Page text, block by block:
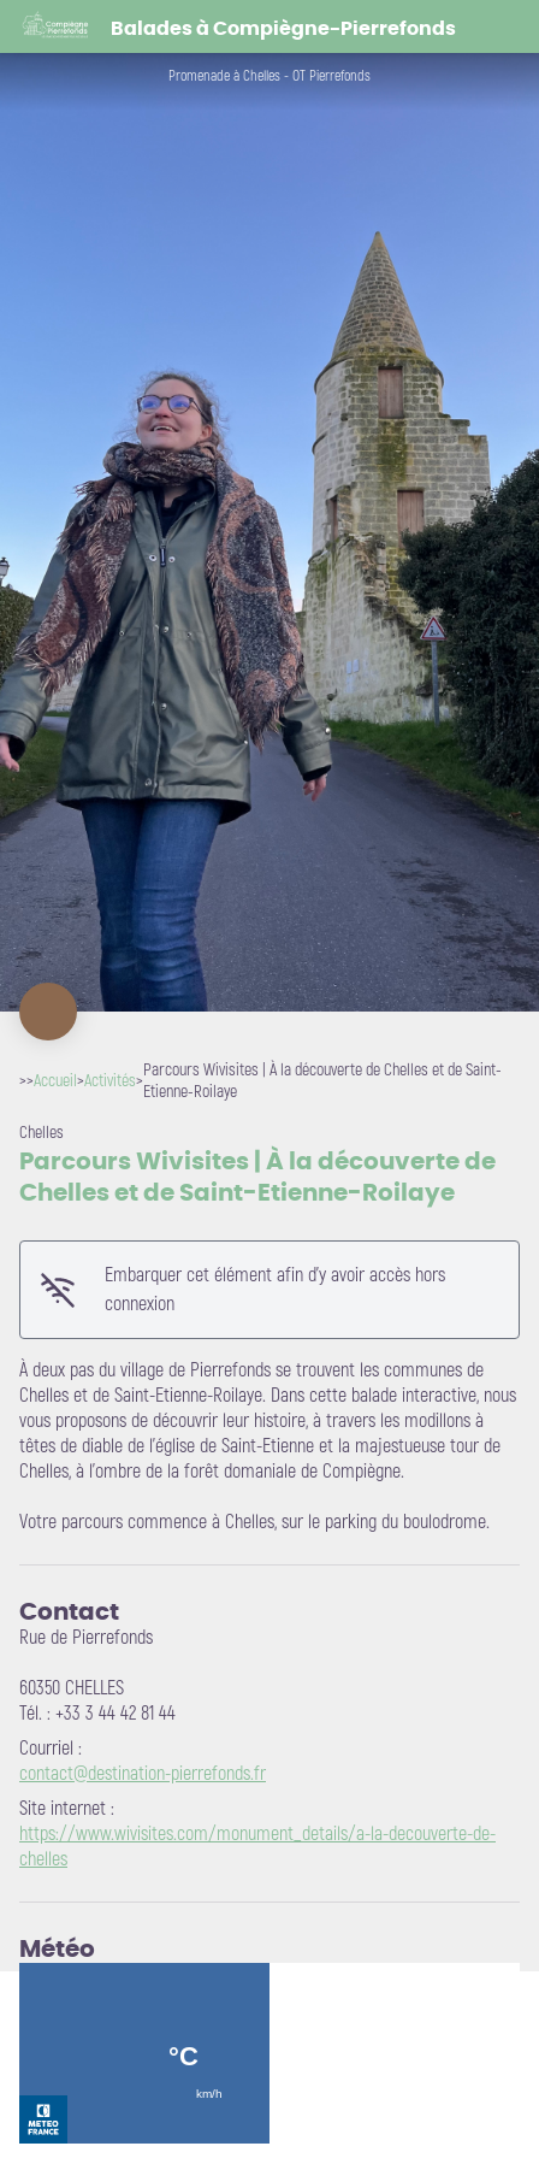
Balades à Compiègne-Pierrefonds
Promenade à Chelles - OT Pierrefonds
>>Accueil>Activités>
Parcours Wivisites | À la découverte de Chelles et de Saint-
Etienne-Roilaye
Chelles
Parcours Wivisites | À la découverte de
Chelles et de Saint-Etienne-Roilaye
Embarquer cet élément afin d'y avoir accès hors
connexion
À deux pas du village de Pierrefonds se trouvent les communes de
Chelles et de Saint-Etienne-Roilaye. Dans cette balade interactive, nous
vous proposons de découvrir leur histoire, à travers les modillons à
têtes de diable de l’église de Saint-Etienne et la majestueuse tour de
Chelles, à l’ombre de la forêt domaniale de Compiègne.
Votre parcours commence à Chelles, sur le parking du boulodrome.
Contact
Rue de Pierrefonds
60350 CHELLES
Tél. : +33 3 44 42 81 44
Courriel :
contact@destination-pierrefonds.fr
Site internet :
https://www.wivisites.com/monument_details/a-la-decouverte-de-
chelles
Météo